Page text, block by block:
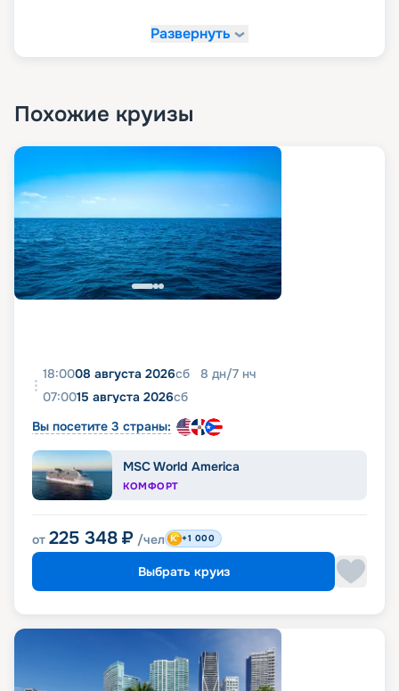
Развернуть
Похожие круизы
18:0008 августа 2026сб 8 дн/7 нч
07:0015 августа 2026сб
Вы посетите 3 страны:
MSC World America
КОМФОРТ
от 225 348 ₽ /чел +1 000
Выбрать круиз